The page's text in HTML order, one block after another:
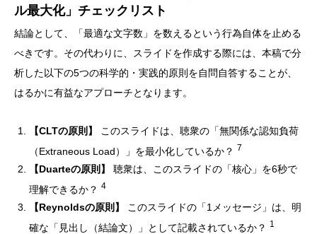
ル最大化」チェックリスト
結論として、「最適な文字数」を数えるという行為自体を止める
べきです。その代わりに、スライドを作成する際には、本稿で分
析した以下の5つの科学的・実践的原則を自問自答することが、
はるかに有益なアプローチとなります。
【CLTの原則】
このスライドは、聴衆の「無関係な認知負荷
（Extraneous Load）」を最小化しているか？ 7
【Duarteの原則】
聴衆は、このスライドの「核心」を6秒で
理解できるか？ 4
【Reynoldsの原則】
このスライドの「1メッセージ」は、明
確な「見出し（結論文）」として記載されているか？
1